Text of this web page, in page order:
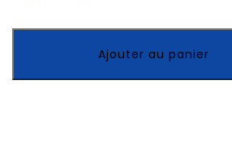
Ajouter au panier